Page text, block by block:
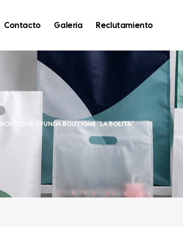
Contacto Galeria Reclutamiento
BOUTIQUE / FUNDA BOUTIQUE “LA BOLITA”